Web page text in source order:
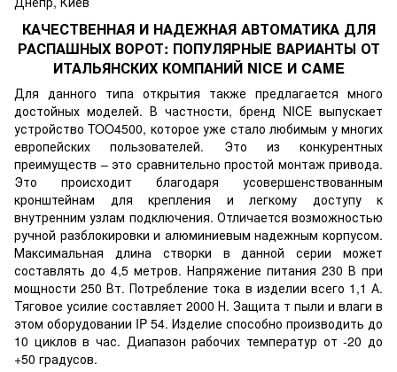
КАЧЕСТВЕННАЯ И НАДЕЖНАЯ АВТОМАТИКА ДЛЯ
РАСПАШНЫХ ВОРОТ: ПОПУЛЯРНЫЕ ВАРИАНТЫ ОТ
ИТАЛЬЯНСКИХ КОМПАНИЙ NICE И CAME
Для данного типа открытия также предлагается много
достойных моделей. В частности, бренд NICE выпускает
устройство TOO4500, которое уже стало любимым у многих
европейских пользователей. Это из конкурентных
преимуществ – это сравнительно простой монтаж привода.
Это происходит благодаря усовершенствованным
кронштейнам для крепления и легкому доступу к
внутренним узлам подключения. Отличается возможностью
ручной разблокировки и алюминиевым надежным корпусом.
Максимальная длина створки в данной серии может
составлять до 4,5 метров. Напряжение питания 230 В при
мощности 250 Вт. Потребление тока в изделии всего 1,1 А.
Тяговое усилие составляет 2000 Н. Защита т пыли и влаги в
этом оборудовании IP 54. Изделие способно производить до
10 циклов в час. Диапазон рабочих температур от -20 до
+50 градусов.